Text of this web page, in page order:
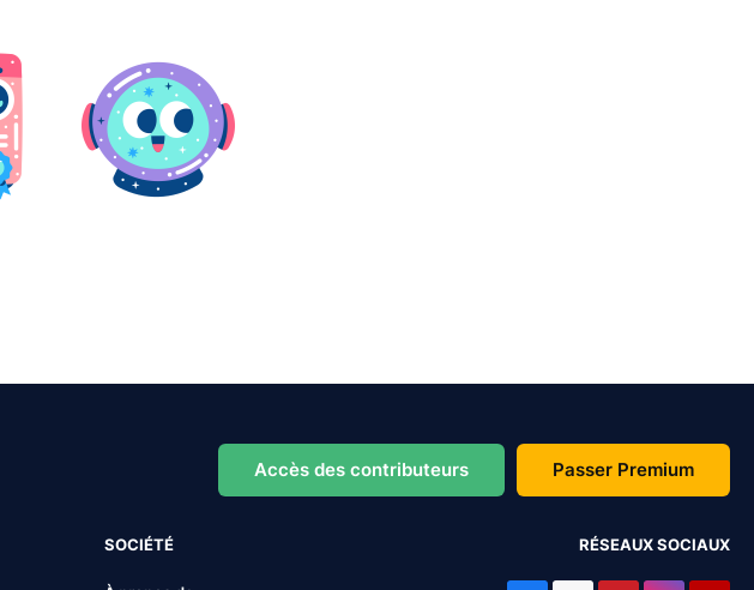
Accès des contributeurs Passer Premium
SOCIÉTÉ RÉSEAUX SOCIAUX